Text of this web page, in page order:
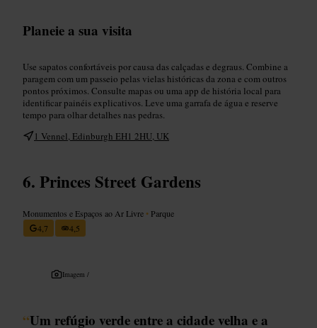
Planeie a sua visita
Use sapatos confortáveis por causa das calçadas e degraus. Combine a
paragem com um passeio pelas vielas históricas da zona e com outros
pontos próximos. Consulte mapas ou uma app de história local para
identificar painéis explicativos. Leve uma garrafa de água e reserve
tempo para olhar detalhes nas pedras.
1 Vennel, Edinburgh EH1 2HU, UK
Princes Street Gardens
Monumentos e Espaços ao Ar Livre • Parque
4,7
4,5
Imagem /
“Um refúgio verde entre a cidade velha e a